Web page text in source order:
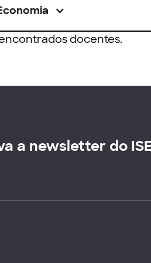
docentes.
a newsletter do